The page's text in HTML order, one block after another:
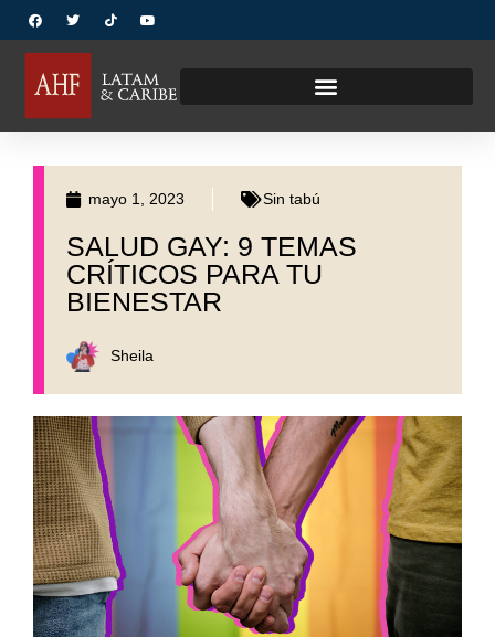
mayo 1, 2023 Sin tabú
SALUD GAY: 9 TEMAS
CRÍTICOS PARA TU
BIENESTAR
Sheila